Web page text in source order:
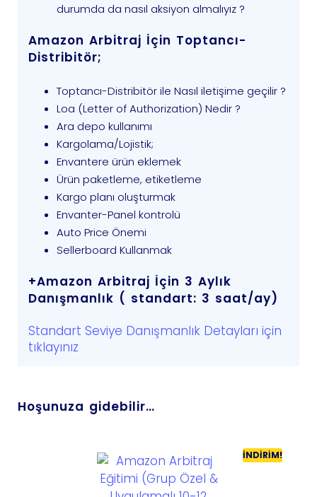
durumda da nasıl aksiyon almalıyız ?
Amazon Arbitraj İçin Toptancı-
Distribitör;
Toptancı-Distribitör ile Nasıl iletişime geçilir ?
Loa (Letter of Authorization) Nedir ?
Ara depo kullanımı
Kargolama/Lojistik;
Envantere ürün eklemek
Ürün paketleme, etiketleme
Kargo planı oluşturmak
Envanter-Panel kontrolü
Auto Price Önemi
Sellerboard Kullanmak
+Amazon Arbitraj İçin 3 Aylık
Danışmanlık ( standart: 3 saat/ay)
Standart Seviye Danışmanlık Detayları için
tıklayınız
Hoşunuza gidebilir…
İNDIRIM!